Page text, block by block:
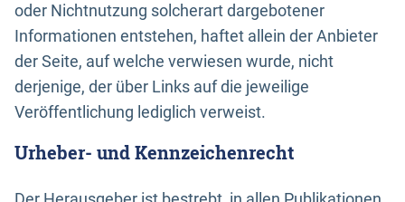
oder Nichtnutzung solcherart dargebotener
Informationen entstehen, haftet allein der Anbieter
der Seite, auf welche verwiesen wurde, nicht
derjenige, der über Links auf die jeweilige
Veröffentlichung lediglich verweist.
Urheber- und Kennzeichenrecht